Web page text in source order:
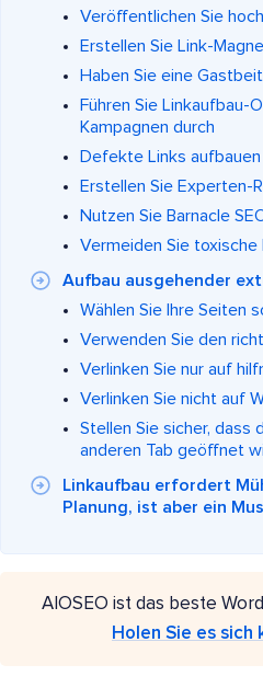
Veröffentlichen Sie
Erstellen Sie Link-
Haben Sie eine
Führen Sie Linkaufbau-
Kampagnen durch
Defekte Links aufbauen
Erstellen Sie Experten-
Nutzen Sie Barnacle
Vermeiden Sie toxische
Aufbau ausgehender
Wählen Sie Ihre Seiten
Verwenden Sie den
Verlinken Sie nur auf
Verlinken Sie nicht auf
Stellen Sie sicher, dass
anderen Tab geöffnet
Linkaufbau erfordert
Planung, ist aber ein
AIOSEO ist das beste
Holen Sie es sich